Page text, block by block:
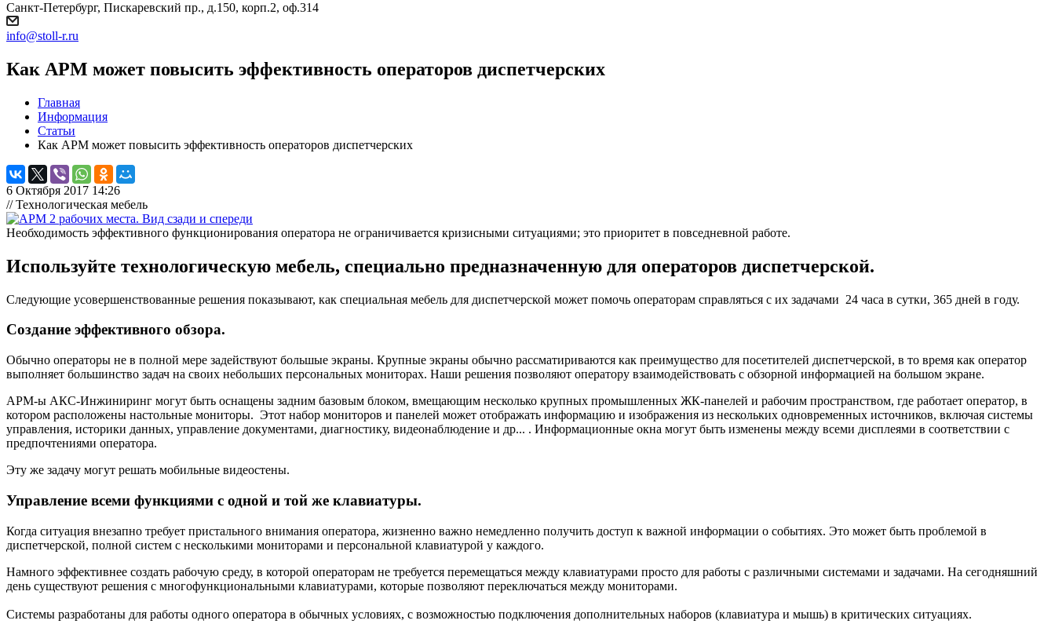
Санкт-Петербург, Пискаревский пр., д.150, корп.2, оф.314
info@stoll-r.ru
Как АРМ может повысить эффективность операторов диспетчерских
Главная
Информация
Статьи
Как АРМ может повысить эффективность операторов диспетчерских
6 Октября 2017 14:26
// Технологическая мебель
Необходимость эффективного функционирования оператора не ограничивается кризисными ситуациями; это приоритет в повседневной работе.
Используйте технологическую мебель, специально предназначенную для операторов диспетчерской.
Следующие усовершенствованные решения показывают, как специальная мебель для диспетчерской может помочь операторам справляться с их задачами 24 часа в сутки, 365 дней в году.
Создание эффективного обзора.
Обычно операторы не в полной мере задействуют большые экраны. Крупные экраны обычно рассматириваются как преимущество для посетителей диспетчерской, в то время как оператор
выполняет большинство задач на своих небольших персональных мониторах. Наши решения позволяют оператору взаимодействовать с обзорной информацией на большом экране.
АРМ-ы АКС-Инжиниринг могут быть оснащены задним базовым блоком, вмещающим несколько крупных промышленных ЖК-панелей и рабочим пространством, где работает оператор, в
котором расположены настольные мониторы. Этот набор мониторов и панелей может отображать информацию и изображения из нескольких одновременных источников, включая системы
управления, историки данных, управление документами, диагностику, видеонаблюдение и др... . Информационные окна могут быть изменены между всеми дисплеями в соответствии с
предпочтениями оператора.
Эту же задачу могут решать мобильные видеостены.
Управление всеми функциями с одной и той же клавиатуры.
Когда ситуация внезапно требует пристального внимания оператора, жизненно важно немедленно получить доступ к важной информации о событиях. Это может быть проблемой в
диспетчерской, полной систем с несколькими мониторами и персональной клавиатурой у каждого.
Намного эффективнее создать рабочую среду, в которой операторам не требуется перемещаться между клавиатурами просто для работы с различными системами и задачами. На сегодняшний
день существуют решения с многофункциональными клавиатурами, которые позволяют переключаться между мониторами.
Системы разработаны для работы одного оператора в обычных условиях, с возможностью подключения дополнительных наборов (клавиатура и мышь) в критических ситуациях.